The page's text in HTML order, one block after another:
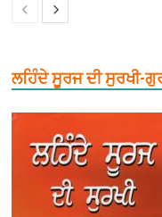
ਲਹਿੰਦੇ ਸੂਰਜ ਦੀ ਸੁਰਖੀ-